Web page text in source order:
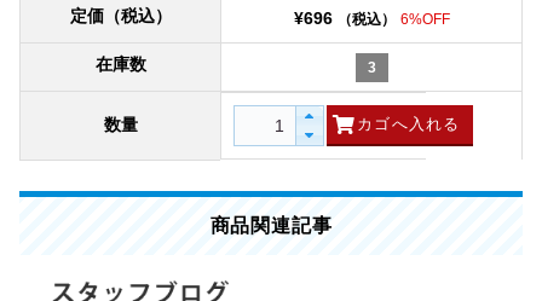
定価（税込） ¥696 （税込） 6%OFF
在庫数 3
数量
商品関連記事